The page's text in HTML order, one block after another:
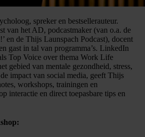
spreker en bestsellerauteur.
van het AD, podcastmaker (van o.a. de
en de Thijs Launspach Podcast), docent
gast in tal van programma’s. LinkedIn
Top Voice over thema Work Life
gebied van mentale gezondheid, stress,
impact van social media, geeft Thijs
workshops, trainingen en
interactie en direct toepasbare tips en